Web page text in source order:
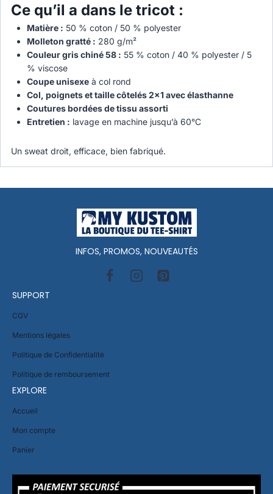
Ce qu’il a dans le tricot :
Matière : 50 % coton / 50 % polyester
Molleton gratté : 280 g/m²
Couleur gris chiné 58 : 55 % coton / 40 % polyester / 5
% viscose
Coupe unisexeà col rond
Col, poignets et taille côtelés 2×1 avec élasthanne
Coutures bordées de tissu assorti
Entretien : lavage en machine jusqu’à 60°C
Un sweat droit, efficace, bien fabriqué.
INFOS, PROMOS, NOUVEAUTÉS
SUPPORT
CGV
Mentions légales
Politique de Confidentialité
Politique de remboursement
EXPLORE
Accueil
Mon compte
Panier